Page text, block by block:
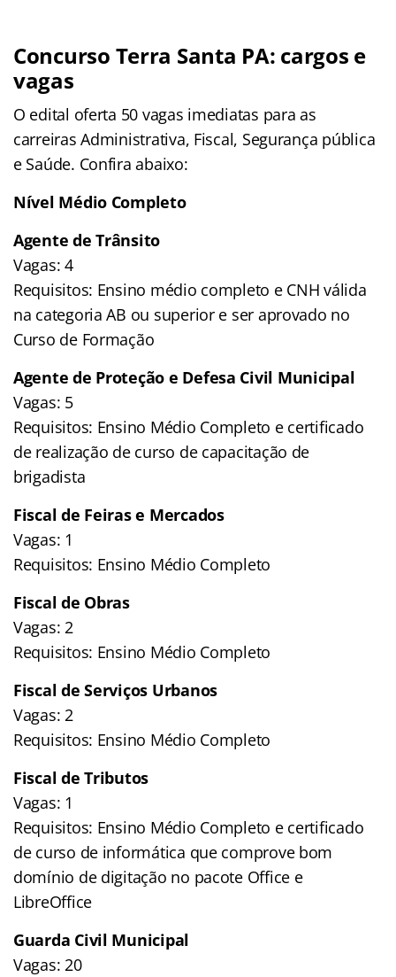
Concurso Terra Santa PA: cargos e
vagas
O edital oferta 50 vagas imediatas para as
carreiras Administrativa, Fiscal, Segurança pública
e Saúde. Confira abaixo:
Nível Médio Completo
Agente de Trânsito
Vagas: 4
Requisitos: Ensino médio completo e CNH válida
na categoria AB ou superior e ser aprovado no
Curso de Formação
Agente de Proteção e Defesa Civil Municipal
Vagas: 5
Requisitos: Ensino Médio Completo e certificado
de realização de curso de capacitação de
brigadista
Fiscal de Feiras e Mercados
Vagas: 1
Requisitos: Ensino Médio Completo
Fiscal de Obras
Vagas: 2
Requisitos: Ensino Médio Completo
Fiscal de Serviços Urbanos
Vagas: 2
Requisitos: Ensino Médio Completo
Fiscal de Tributos
Vagas: 1
Requisitos: Ensino Médio Completo e certificado
de curso de informática que comprove bom
domínio de digitação no pacote Office e
LibreOffice
Guarda Civil Municipal
Vagas: 20